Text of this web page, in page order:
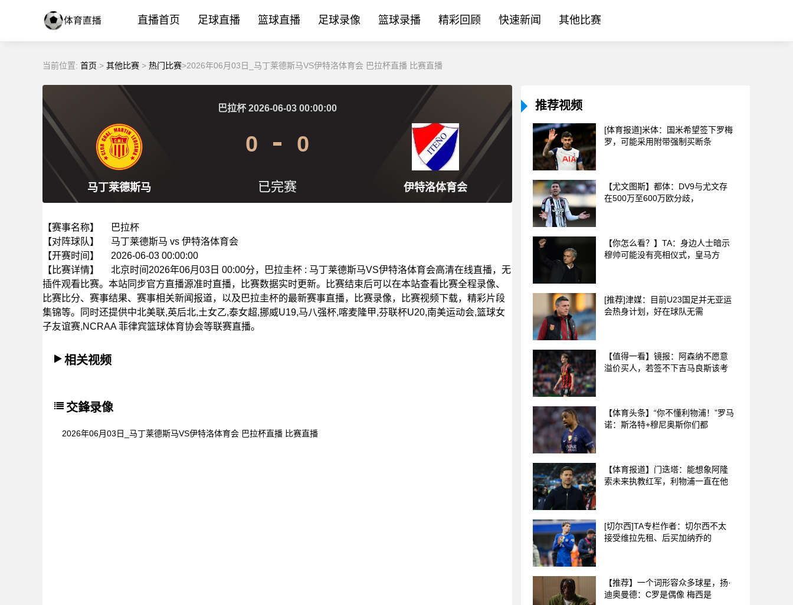
直播首页 足球直播 篮球直播 足球录像 篮球录播 精彩回顾 快速新闻 其他比赛
当前位置: 首页 > 其他比赛 > 热门比赛>2026年06月03日_马丁莱德斯马VS伊特洛体育会 巴拉杯直播 比赛直播
马丁莱德斯马 伊特洛体育会
巴拉杯 2026-06-03 00:00:00
0 0
已完赛
【赛事名称】
巴拉杯
【对阵球队】
马丁莱德斯马 vs 伊特洛体育会
【开赛时间】
2026-06-03 00:00:00
【比赛详情】
北京时间2026年06月03日 00:00分，巴拉圭杯 : 马丁莱德斯马VS伊特洛体育会高清在线直播，无
插件观看比赛。本站同步官方直播源准时直播，比赛数据实时更新。比赛结束后可以在本站查看比赛全程录像、
比赛比分、赛事结果、赛事相关新闻报道，以及巴拉圭杯的最新赛事直播，比赛录像，比赛视频下载，精彩片段
集锦等。同时还提供中北美联,英后北,土女乙,泰女超,挪威U19,马八强杯,喀麦隆甲,芬联杯U20,南美运动会,篮球女
子友谊赛,NCRAA 菲律宾篮球体育协会等联赛直播。
相关视频
交鋒录像
2026年06月03日_马丁莱德斯马VS伊特洛体育会 巴拉杯直播 比赛直播
推荐视频
[体育报道]米体：国米希望签下罗梅
罗，可能采用附带强制买断条
【尤文图斯】都体：DV9与尤文存
在500万至600万欧分歧，
【你怎么看？】TA：身边人士暗示
穆帅可能没有亮相仪式，皇马方
[推荐]津媒：目前U23国足并无亚运
会热身计划，好在球队无需
【值得一看】镜报：阿森纳不愿意
溢价买人，若签不下吉马良斯该考
【体育头条】“你不懂利物浦！”罗马
诺：斯洛特+穆尼奥斯你们都
【体育报道】门迭塔：能想象阿隆
索未来执教红军，利物浦一直在他
[切尔西]TA专栏作者：切尔西不太
接受维拉先租、后买加纳乔的
【推荐】一个词形容众多球星，扬·
迪奥曼德：C罗是偶像 梅西是